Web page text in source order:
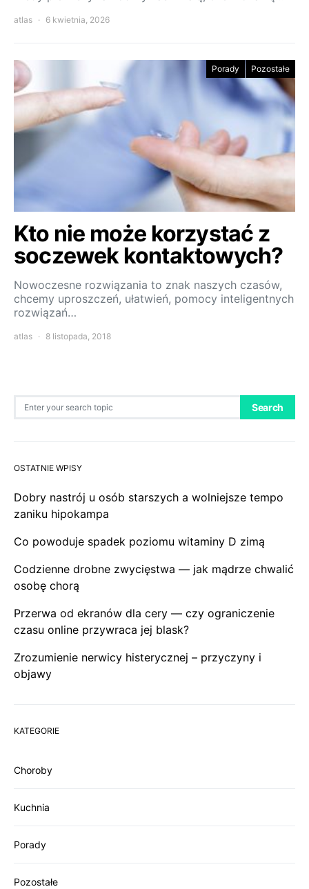
atlas 6 kwietnia, 2026
Porady Pozostałe
Kto nie może korzystać z
soczewek kontaktowych?
Nowoczesne rozwiązania to znak naszych czasów,
chcemy uproszczeń, ułatwień, pomocy inteligentnych
rozwiązań…
atlas 8 listopada, 2018
Search
OSTATNIE WPISY
Dobry nastrój u osób starszych a wolniejsze tempo
zaniku hipokampa
Co powoduje spadek poziomu witaminy D zimą
Codzienne drobne zwycięstwa — jak mądrze chwalić
osobę chorą
Przerwa od ekranów dla cery — czy ograniczenie
czasu online przywraca jej blask?
Zrozumienie nerwicy histerycznej – przyczyny i
objawy
KATEGORIE
Choroby
Kuchnia
Porady
Pozostałe